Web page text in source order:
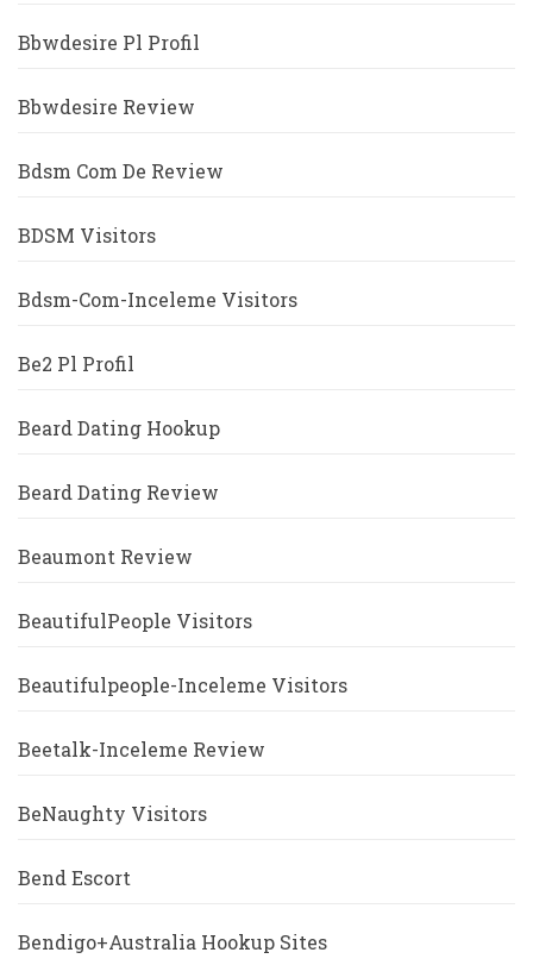
Bbwdesire Pl Profil
Bbwdesire Review
Bdsm Com De Review
BDSM Visitors
Bdsm-Com-Inceleme Visitors
Be2 Pl Profil
Beard Dating Hookup
Beard Dating Review
Beaumont Review
BeautifulPeople Visitors
Beautifulpeople-Inceleme Visitors
Beetalk-Inceleme Review
BeNaughty Visitors
Bend Escort
Bendigo+Australia Hookup Sites